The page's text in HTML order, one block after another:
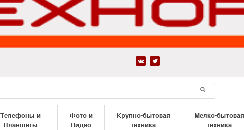
 
Телефоны и
Планшеты
Фото и
Видео
Крупно-бытовая
техника
Мелко-бытовая
техника